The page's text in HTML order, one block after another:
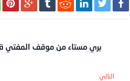
بري مستاء من موقف المفتي
‎التالي